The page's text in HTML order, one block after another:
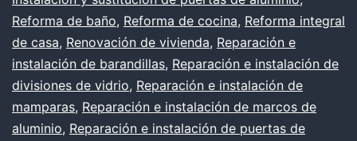
Reforma de baño, Reforma de cocina, Reforma integral
de casa, Renovación de vivienda, Reparación e
instalación de barandillas, Reparación e instalación de
divisiones de vidrio, Reparación e instalación de
mamparas, Reparación e instalación de marcos de
aluminio, Reparación e instalación de puertas de